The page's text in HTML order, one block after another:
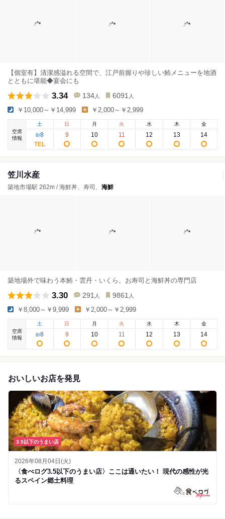
【個室有】清潔感溢れる空間で、江戸前握りや珍しい鮪メニューを地酒
とともに堪能◆宴会にも
3.34 134 人 6091 人
￥10,000～￥14,999 ￥2,000～￥2,999
空席
情報
土
8/8
日
9
月
10
火
11
水
12
木
13
金
14
笠川水産
築地市場駅 262m / 海鮮丼、寿司、 海鮮
築地場外で味わう本鮪・雲丹・いくら。お寿司と海鮮丼の専門店
3.30 291 人 9861 人
￥8,000～￥9,999 ￥2,000～￥2,999
空席
情報
土
8/8
日
9
月
10
火
11
水
12
木
13
金
14
おいしいお店を発見
3.5以下のうまい店
2026年08月04日(火)
〈食べログ3.5以下のうまい店〉ここは通いたい！ 現代の感性が光
るスペイン郷土料理